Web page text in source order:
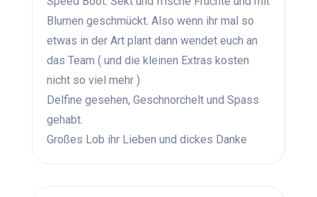
Blumen geschmückt. Also wenn ihr mal so
etwas in der Art plant dann wendet euch an
das Team ( und die kleinen Extras kosten
nicht so viel mehr )
Delfine gesehen, Geschnorchelt und Spass
gehabt.
Großes Lob ihr Lieben und dickes Danke